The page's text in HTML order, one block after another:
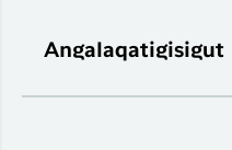
Angalaqatigisigut